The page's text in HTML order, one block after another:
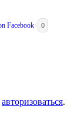
0
авторизоваться.